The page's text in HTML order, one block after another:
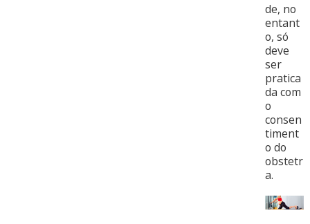
de, no
entant
o, só
deve
ser
pratica
da com
o
consen
timent
o do
obstetr
a.